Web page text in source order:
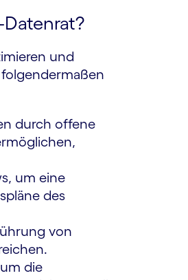
und
durch offene
um eine
des
von
die